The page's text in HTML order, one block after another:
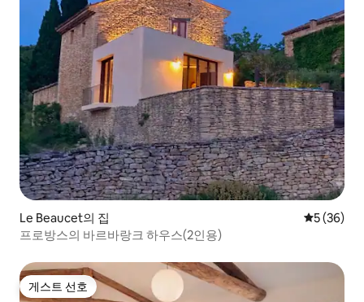
Le Beaucet의 집 평점 5점(5
5 (36)
프로방스의 바르바랑크 하우스(2인용)
게스트 선호
게스트 선호